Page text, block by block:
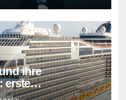
ihre
erste
gehen neue